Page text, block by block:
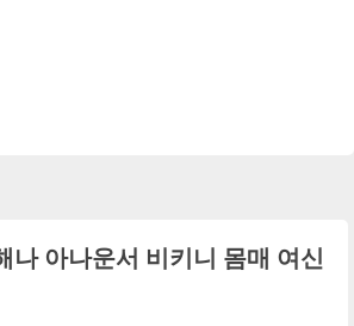
나 아나운서 비키니 몸매 여신